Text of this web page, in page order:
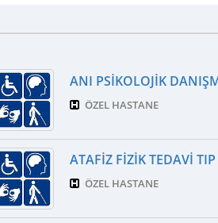
ANI PSİKOLOJİK
ÖZEL HASTANE
ATAFIZ FIZIK TEDAVI
ÖZEL HASTANE